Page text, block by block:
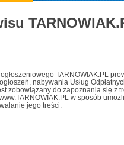
TARNOWIAK.PL
nabywania Usług
zobowiązany do zapoznania się z
w sposób
jego treści.